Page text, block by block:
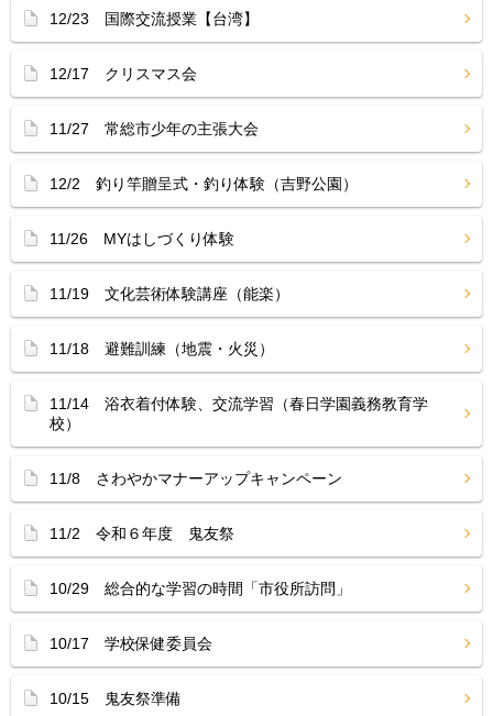
12/23 国際交流授業【台湾】
12/17 クリスマス会
11/27 常総市少年の主張大会
12/2 釣り竿贈呈式・釣り体験（吉野公園）
11/26 MYはしづくり体験
11/19 文化芸術体験講座（能楽）
11/18 避難訓練（地震・火災）
11/14 浴衣着付体験、交流学習（春日学園義務教育学
校）
11/8 さわやかマナーアップキャンペーン
11/2 令和６年度 鬼友祭
10/29 総合的な学習の時間「市役所訪問」
10/17 学校保健委員会
10/15 鬼友祭準備